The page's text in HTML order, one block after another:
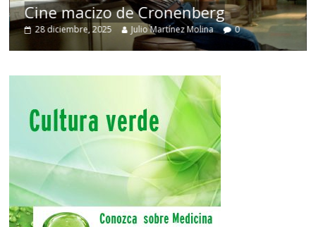
Cine macizo de Cronenberg
28 diciembre, 2025 Julio Martínez Molina 0